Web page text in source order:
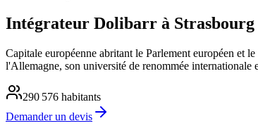
Intégrateur Dolibarr à Strasbourg
Capitale européenne abritant le Parlement européen et
l'Allemagne, son université de renommée internationale
290 576 habitants
Demander un devis